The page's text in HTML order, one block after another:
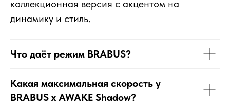
коллекционная версия с акцентом на
динамику и стиль.
Что даёт режим BRABUS?
Какая максимальная скорость у
BRABUS x AWAKE Shadow?